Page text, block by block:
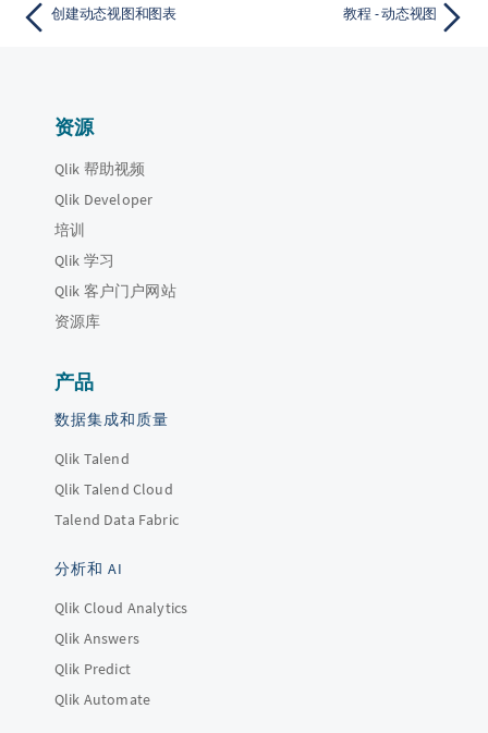
创建动态视图和图表 教程 - 动态视图
资源
Qlik 帮助视频
Qlik Developer
培训
Qlik 学习
Qlik 客户门户网站
资源库
产品
数据集成和质量
Qlik Talend
Qlik Talend Cloud
Talend Data Fabric
分析和 AI
Qlik Cloud Analytics
Qlik Answers
Qlik Predict
Qlik Automate